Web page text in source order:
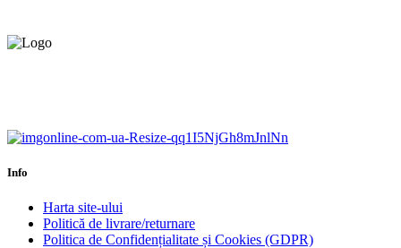
Info
Harta site-ului
Politică de livrare/returnare
Politica de Confidențialitate și Cookies (GDPR)